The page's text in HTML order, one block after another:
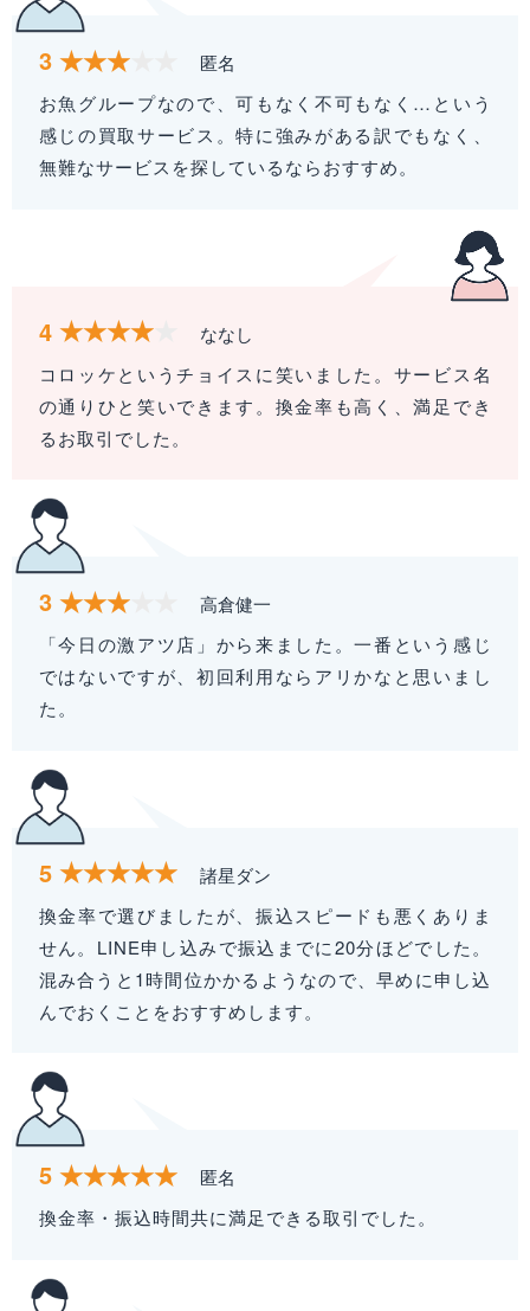
3
匿名
お魚グループなので、可もなく不可もなく…という
感じの買取サービス。特に強みがある訳でもなく、
無難なサービスを探しているならおすすめ。
4
ななし
コロッケというチョイスに笑いました。サービス名
の通りひと笑いできます。換金率も高く、満足でき
るお取引でした。
3
高倉健一
「今日の激アツ店」から来ました。一番という感じ
ではないですが、初回利用ならアリかなと思いまし
た。
5
諸星ダン
換金率で選びましたが、振込スピードも悪くありま
せん。LINE申し込みで振込までに20分ほどでした。
混み合うと1時間位かかるようなので、早めに申し込
んでおくことをおすすめします。
5
匿名
換金率・振込時間共に満足できる取引でした。